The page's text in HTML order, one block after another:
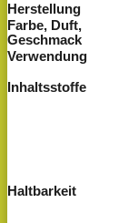
Herstellung
Farbe, Duft,
Geschmack
Verwendung
Inhaltsstoffe
Haltbarkeit